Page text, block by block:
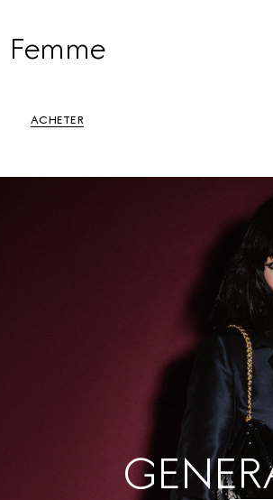
Femme
ACHETER